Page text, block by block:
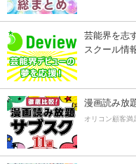
芸能界を志
スクール情
漫画読み放
オリコン顧客満